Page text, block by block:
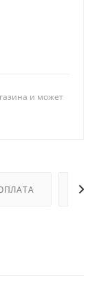
и может